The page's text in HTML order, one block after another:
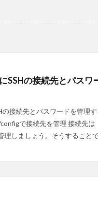
SSHの接続先とパスワ
の接続先とパスワードを管理
で接続先を管理 接続先は
理しましょう。そうすること